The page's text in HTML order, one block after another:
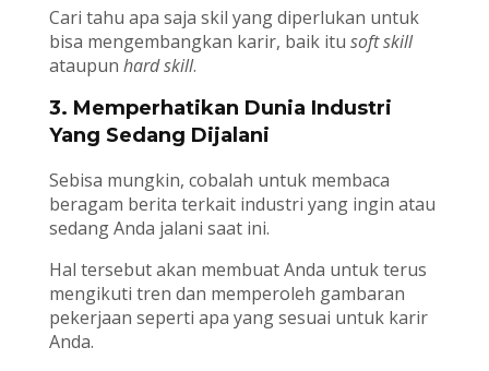
Cari tahu apa saja skil yang diperlukan untuk
bisa mengembangkan karir, baik itu soft skill
ataupun hard skill.
3. Memperhatikan Dunia Industri
Yang Sedang Dijalani
Sebisa mungkin, cobalah untuk membaca
beragam berita terkait industri yang ingin atau
sedang Anda jalani saat ini.
Hal tersebut akan membuat Anda untuk terus
mengikuti tren dan memperoleh gambaran
pekerjaan seperti apa yang sesuai untuk karir
Anda.